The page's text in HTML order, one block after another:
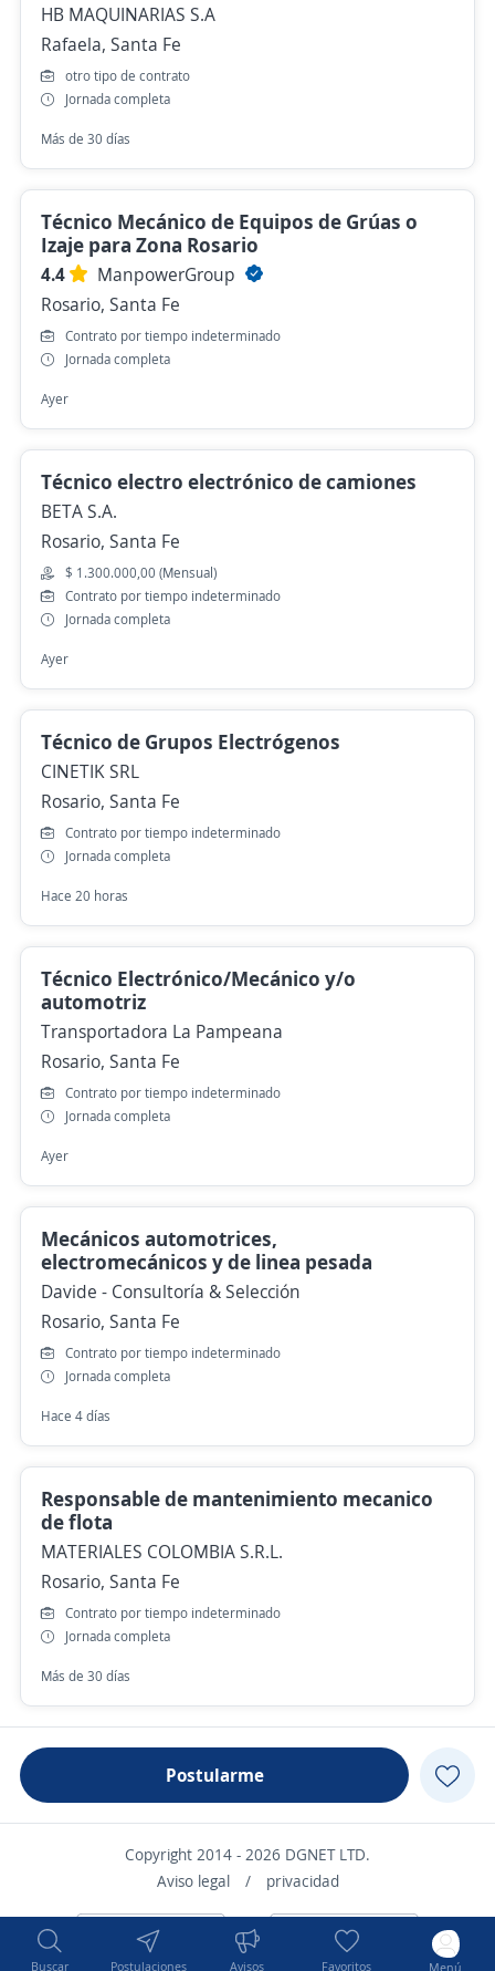
Buscar Postulaciones Avisos Favoritos Menú
HB MAQUINARIAS S.A
Rafaela, Santa Fe
otro tipo de contrato
Jornada completa
Más de 30 días
Técnico Mecánico de Equipos de Grúas o
Izaje para Zona Rosario
4.4
ManpowerGroup
Rosario, Santa Fe
Contrato por tiempo indeterminado
Jornada completa
Ayer
Técnico electro electrónico de camiones
BETA S.A.
Rosario, Santa Fe
$ 1.300.000,00 (Mensual)
Contrato por tiempo indeterminado
Jornada completa
Ayer
Técnico de Grupos Electrógenos
CINETIK SRL
Rosario, Santa Fe
Contrato por tiempo indeterminado
Jornada completa
Hace 20 horas
Técnico Electrónico/Mecánico y/o
automotriz
Transportadora La Pampeana
Rosario, Santa Fe
Contrato por tiempo indeterminado
Jornada completa
Ayer
Mecánicos automotrices,
electromecánicos y de linea pesada
Davide - Consultoría & Selección
Rosario, Santa Fe
Contrato por tiempo indeterminado
Jornada completa
Hace 4 días
Responsable de mantenimiento mecanico
de flota
MATERIALES COLOMBIA S.R.L.
Rosario, Santa Fe
Contrato por tiempo indeterminado
Jornada completa
Más de 30 días
Postularme
Copyright 2014 - 2026 DGNET LTD.
Aviso legal
/ privacidad